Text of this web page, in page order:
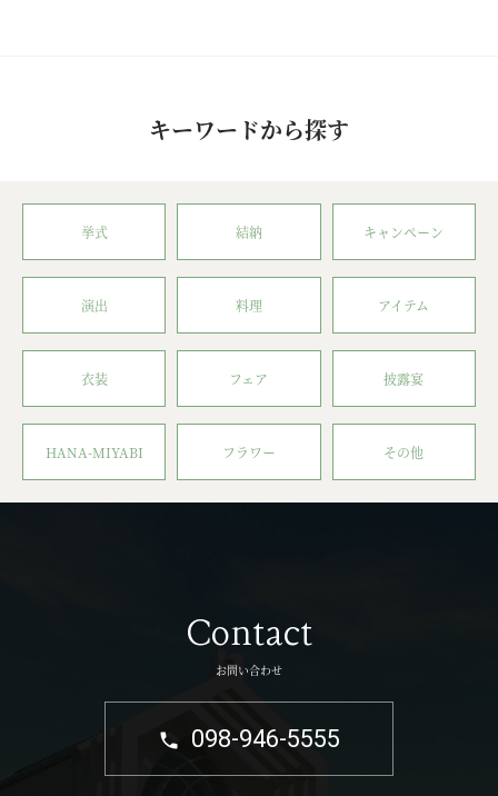
キーワードから探す
挙式 結納 キャンペーン
演出 料理 アイテム
衣装 フェア 披露宴
HANA-MIYABI フラワー その他
Contact
お問い合わせ
098-946-5555